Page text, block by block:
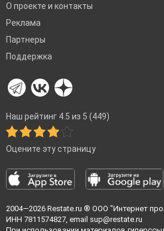
О проекте и контакты
Реклама
Партнеры
Поддержка
Наш рейтинг 4.5 из 5 (449)
Оцените эту страницу
2004—2026 Restate.ru ® ООО "Интернет
ИНН 7811574827, email sup@restate.ru